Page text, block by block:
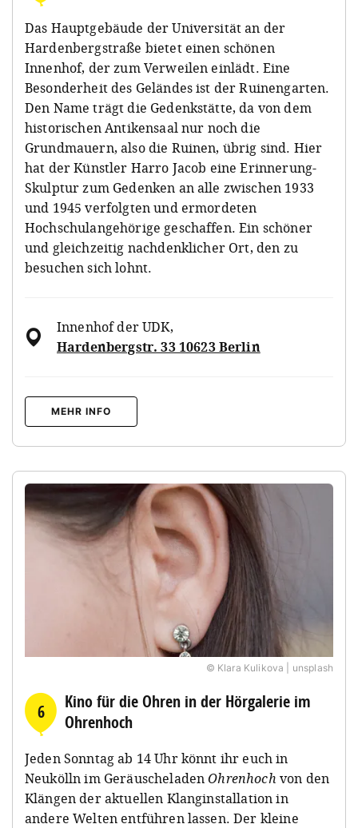
Das Hauptgebäude der Universität an der
Hardenbergstraße bietet einen schönen
Innenhof, der zum Verweilen einlädt. Eine
Besonderheit des Geländes ist der Ruinengarten.
Den Name trägt die Gedenkstätte, da von dem
historischen Antikensaal nur noch die
Grundmauern, also die Ruinen, übrig sind. Hier
hat der Künstler Harro Jacob eine Erinnerung-
Skulpturzum Gedenken an alle zwischen 1933
und 1945 verfolgten und ermordeten
Hochschulangehörige geschaffen. Ein schöner
und gleichzeitig nachdenklicher Ort, den zu
besuchen sich lohnt.
Innenhof der UDK,
Hardenbergstr. 33 10623 Berlin
MEHR INFO
© Klara Kulikova | unsplash
6
Kino für die Ohren in der Hörgalerie im
Ohrenhoch
Jeden Sonntag ab 14 Uhr könnt ihr euch in
Neukölln im GeräuscheladenOhrenhoch von den
Klängen der aktuellen Klanginstallation in
andere Welten entführen lassen. Der kleine